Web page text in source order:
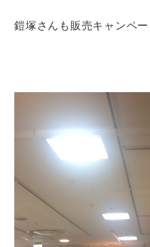
鎧塚さんも販売キャンペ